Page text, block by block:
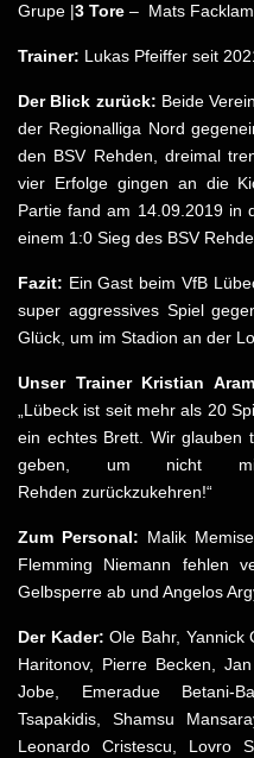
Grupe |3 Tore – Mats
Trainer: Lukas Pfeiffer seit
Der Blick zurück: Beide
der Regionalliga Nord
den BSV Rehden, dreimal
vier Erfolge gingen an die
Partie fand am 14.09.2019 in
einem 1:0 Sieg des BSV
Fazit: Ein Gast beim VfB
super aggressives Spiel
Glück, um im Stadion an der
Unser Trainer Kristian
„Lübeck ist seit mehr als 20
ein echtes Brett. Wir glauben
geben, um nicht
Rehden zurückzukehren!“
Zum Personal: Malik
Flemming Niemann fehlen
Gelbsperre ab und Angelos
Der Kader: Ole Bahr, Yannick
Haritonov, Pierre Becken,
Jobe, Emeradue Betani-
Tsapakidis, Shamsu
Leonardo Cristescu, Lovro